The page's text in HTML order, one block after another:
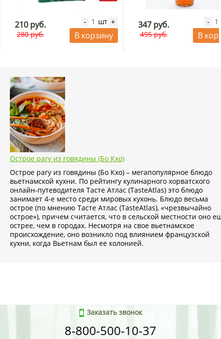
210 руб.
280 руб.
- шт +
В корзину
347 руб.
495 руб.
-
В
Острое рагу из говядины (Бо Кхо)
Острое рагу из говядины (Бо Кхо) – мегапопулярное блюдо
вьетнамской кухни. По рейтингу кулинарного хорватского
онлайн-путеводителя Тасте Атлас (TasteAtlas) это блюдо
занимает 4-е место среди мировых кухонь. Блюдо весьма
острое (по мнению Тасте Атлас (TasteAtlas), «чрезвычайно
острое»), причем считается, что в сельской местности оно
острее, чем в городах. Несмотря на свое вьетнамское
происхождение, оно возникло под влиянием французской
кухни, когда Вьетнам был ее колонией.
Заказать звонок
8-800-500-10-37